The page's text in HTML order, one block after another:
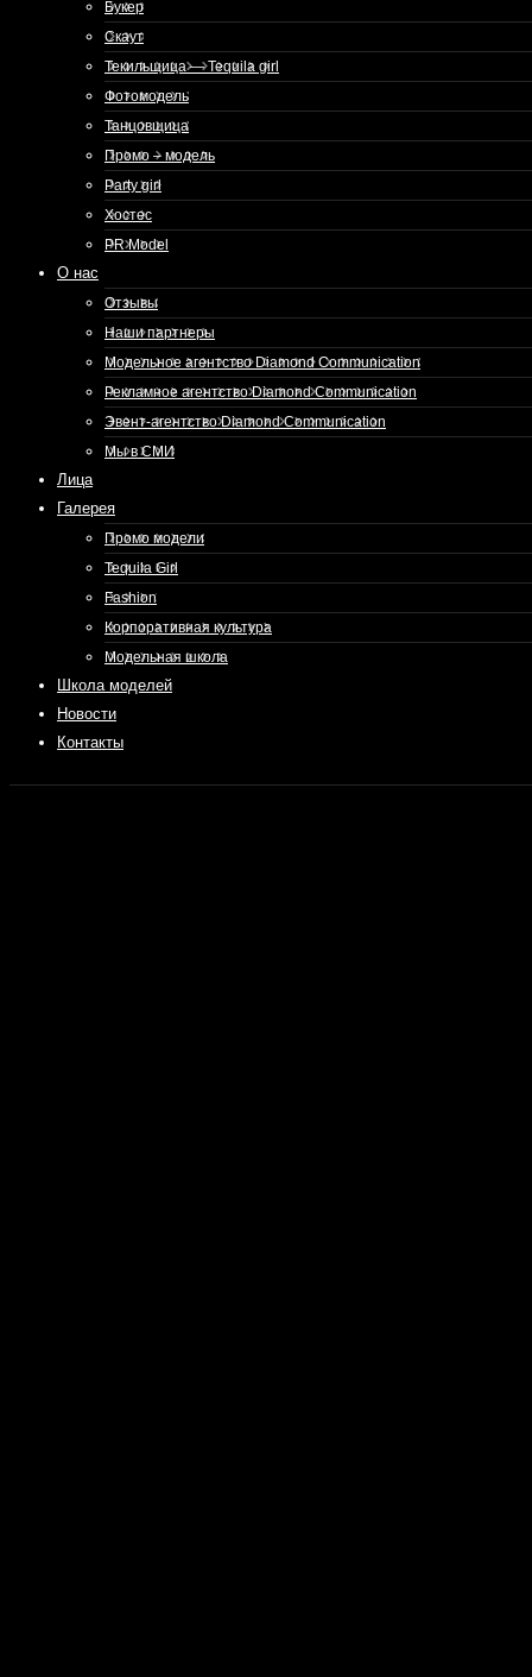
Букер
Скаут
Текильщица — Tequila girl
Фотомодель
Танцовщица
Промо – модель
Party girl
Хостес
PR Model
О нас
Отзывы
Наши партнеры
Модельное агентство Diamond Communication
Рекламное агентство Diamond Communication
Эвент-агентство Diamond Communication
Мы в СМИ
Лица
Галерея
Промо модели
Tequila Girl
Fashion
Корпоративная культура
Модельная школа
Школа моделей
Новости
Контакты